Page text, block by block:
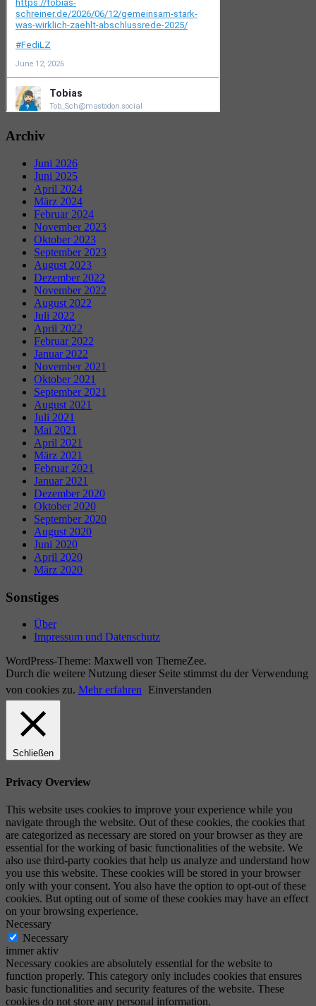
Archiv
Juni 2026
Juni 2025
April 2024
März 2024
Februar 2024
November 2023
Oktober 2023
September 2023
August 2023
Dezember 2022
November 2022
August 2022
Juli 2022
April 2022
Februar 2022
Januar 2022
November 2021
Oktober 2021
September 2021
August 2021
Juli 2021
Mai 2021
April 2021
März 2021
Februar 2021
Januar 2021
Dezember 2020
Oktober 2020
September 2020
August 2020
Juni 2020
April 2020
März 2020
Sonstiges
Über
Impressum und Datenschutz
WordPress-Theme: Maxwell von ThemeZee.
Durch die weitere Nutzung dieser Seite stimmst du der Verwendung
von cookies zu. Mehr erfahren Einverstanden
Schließen
Privacy Overview
This website uses cookies to improve your experience while you
navigate through the website. Out of these cookies, the cookies that
are categorized as necessary are stored on your browser as they are
essential for the working of basic functionalities of the website. We
also use third-party cookies that help us analyze and understand how
you use this website. These cookies will be stored in your browser
only with your consent. You also have the option to opt-out of these
cookies. But opting out of some of these cookies may have an effect
on your browsing experience.
Necessary
Necessary
immer aktiv
Necessary cookies are absolutely essential for the website to
function properly. This category only includes cookies that ensures
basic functionalities and security features of the website. These
cookies do not store any personal information.